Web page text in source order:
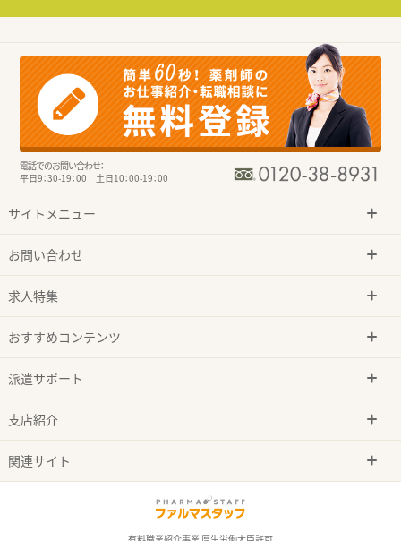
電話でのお問い合わせ：
平日9：30-19：00 土日10：00-19：00
サイトメニュー
お問い合わせ
求人特集
おすすめコンテンツ
派遣サポート
支店紹介
関連サイト